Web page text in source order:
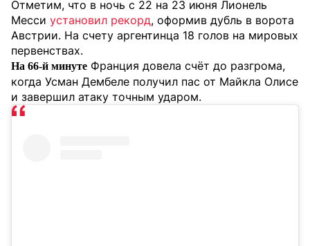
Отметим, что в ночь с 22 на 23 июня Лионель
Месси установил рекорд, оформив дубль в ворота
Австрии. На счету аргентинца 18 голов на мировых
первенствах.
На 66-й минуте Франция довела счёт до разгрома,
когда Усман Дембеле получил пас от Майкла Олисе
и завершил атаку точным ударом.